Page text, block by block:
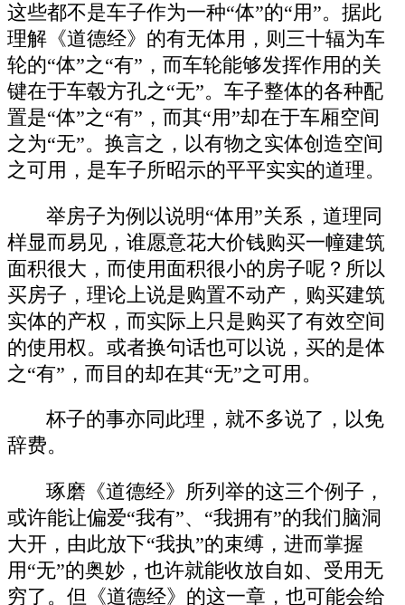
这些都不是车子作为一种“体”的“用”。据此
理解《道德经》的有无体用，则三十辐为车
轮的“体”之“有”，而车轮能够发挥作用的关
键在于车毂方孔之“无”。车子整体的各种配
置是“体”之“有”，而其“用”却在于车厢空间
之为“无”。换言之，以有物之实体创造空间
之可用，是车子所昭示的平平实实的道理。
举房子为例以说明“体用”关系，道理同
样显而易见，谁愿意花大价钱购买一幢建筑
面积很大，而使用面积很小的房子呢？所以
买房子，理论上说是购置不动产，购买建筑
实体的产权，而实际上只是购买了有效空间
的使用权。或者换句话也可以说，买的是体
之“有”，而目的却在其“无”之可用。
杯子的事亦同此理，就不多说了，以免
辞费。
琢磨《道德经》所列举的这三个例子，
或许能让偏爱“我有”、“我拥有”的我们脑洞
大开，由此放下“我执”的束缚，进而掌握
用“无”的奥妙，也许就能收放自如、受用无
穷了。但《道德经》的这一章，也可能会给